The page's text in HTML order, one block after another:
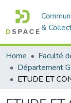
&
Home